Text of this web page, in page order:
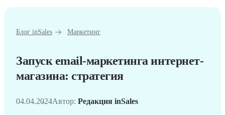
Блог inSales Маркетинг
Запуск email-маркетинга интернет-
магазина: стратегия
04.04.2024Автор: Редакция inSales